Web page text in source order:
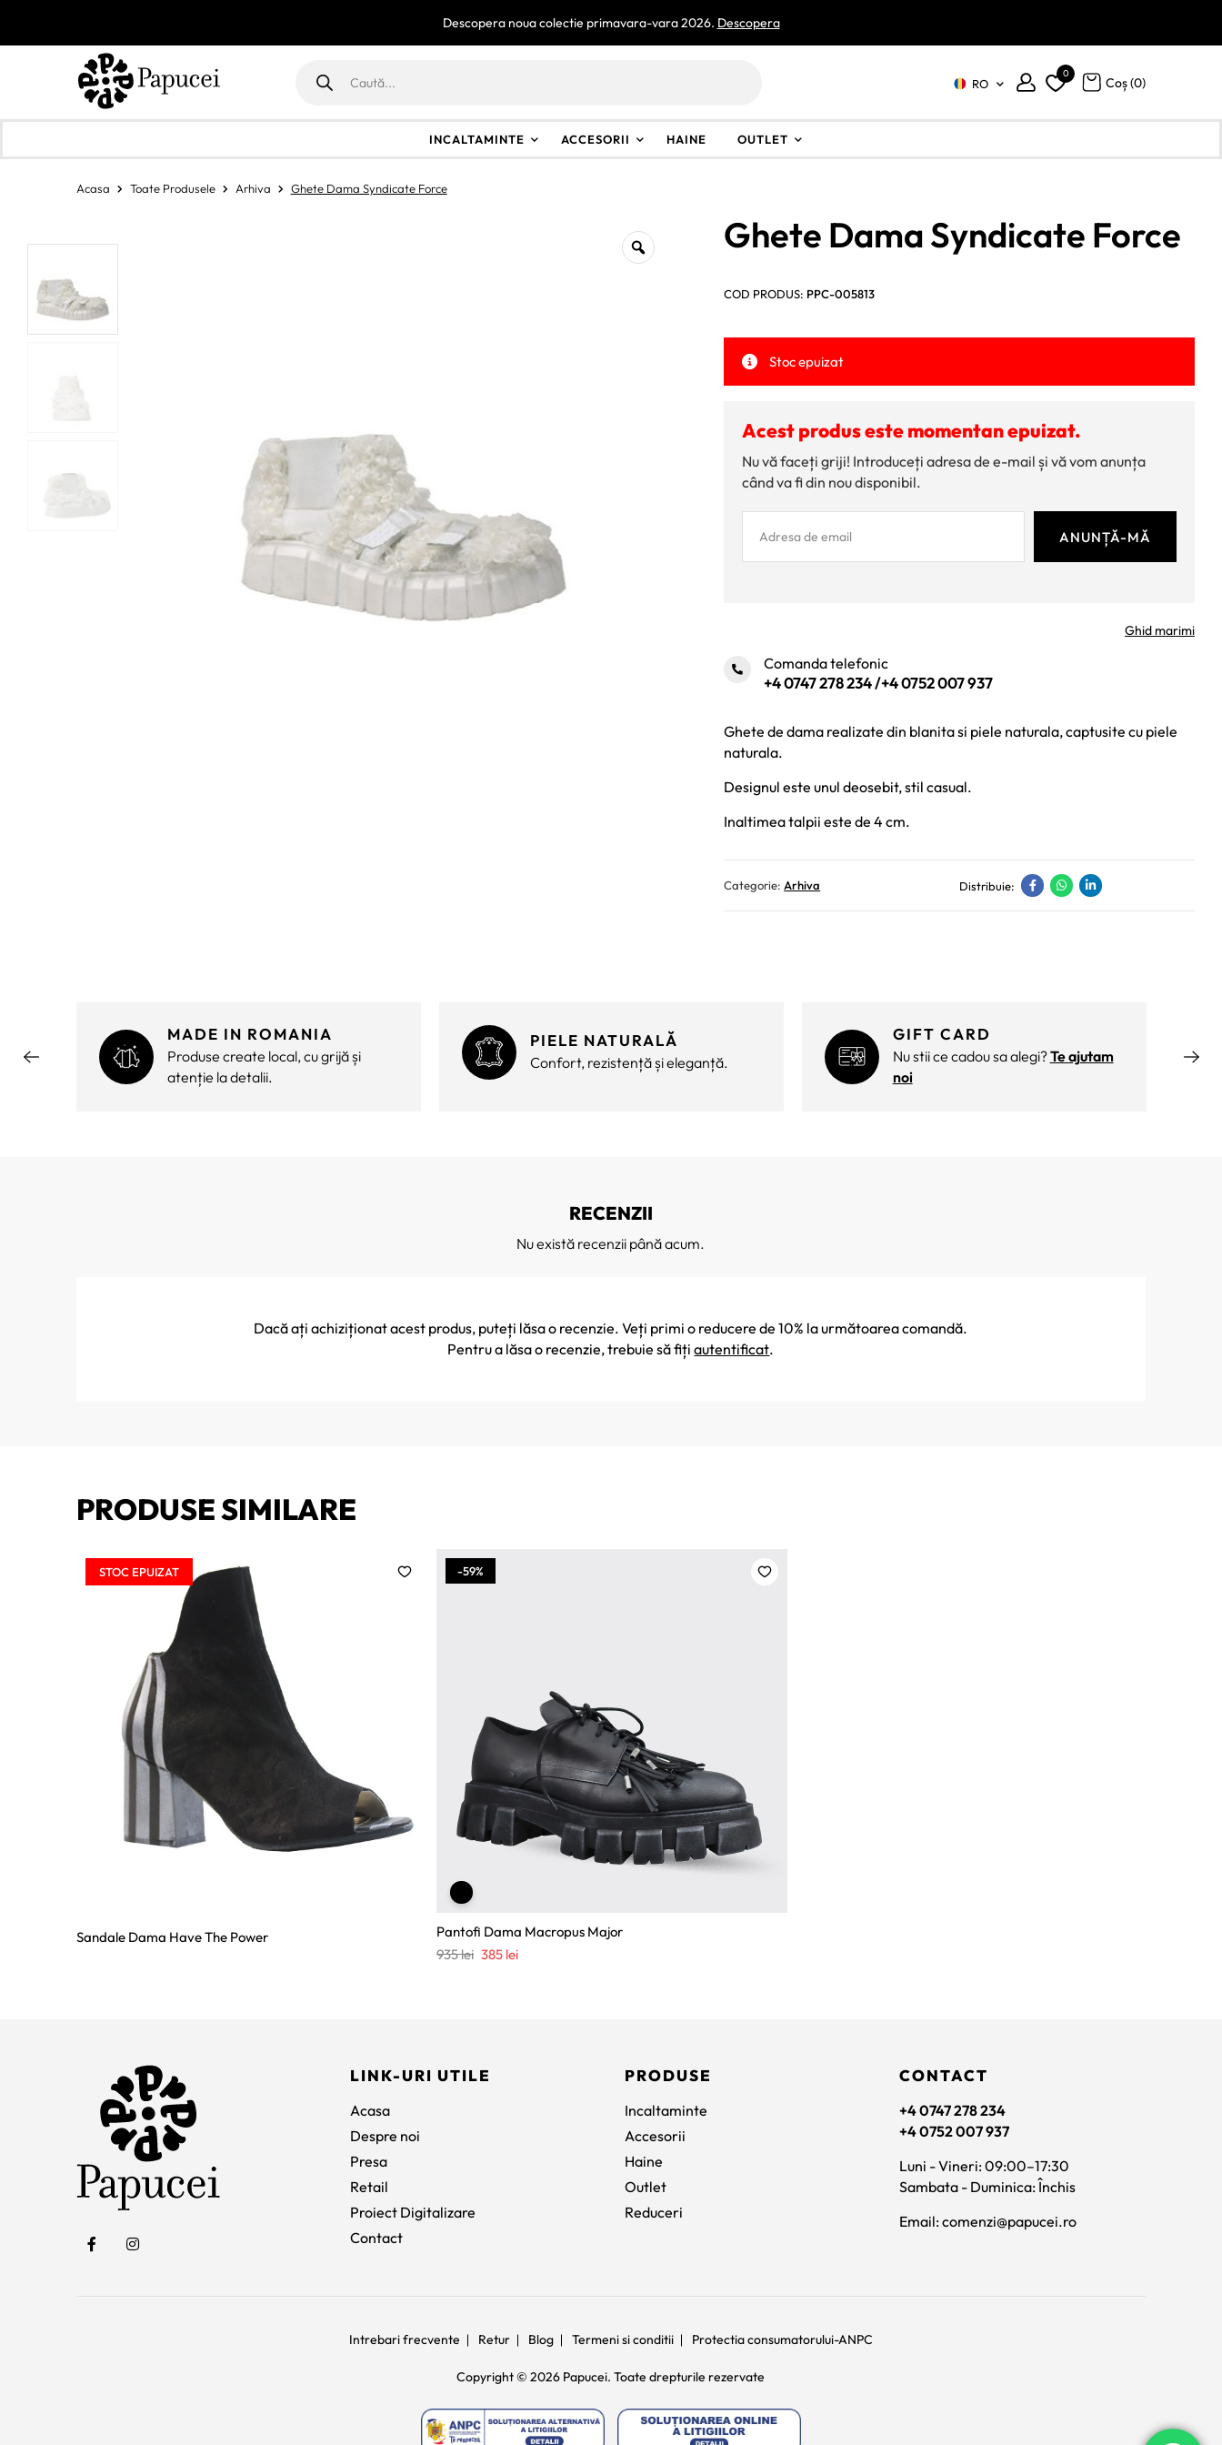
Descopera noua colectie primavara-vara 2026. Descopera
search
RO
0
Coș (0)
INCALTAMINTE ACCESORII HAINE OUTLET
Acasa Toate Produsele Arhiva Ghete Dama Syndicate Force
Ghete Dama Syndicate Force
COD PRODUS: PPC-005813
Stoc epuizat
Acest produs este momentan epuizat.
Nu vă faceți griji! Introduceți adresa de e-mail și vă vom anunța
când va fi din nou disponibil.
Ghid marimi
Comanda telefonic
+4 0747 278 234/+4 0752 007 937
Ghete de dama realizate din blanita si piele naturala, captusite cu piele
naturala.
Designul este unul deosebit, stil casual.
Inaltimea talpii este de 4 cm.
Categorie: Arhiva Distribuie:
MADE IN ROMANIA
Produse create local, cu grijă și
atenție la detalii.
PIELE NATURALĂ
Confort, rezistență și eleganță.
GIFT CARD
Nu stii ce cadou sa alegi?Te ajutam
noi
RECENZII
Nu există recenzii până acum.
Dacă ați achiziționat acest produs, puteți lăsa o recenzie. Veți primi o reducere de 10% la următoarea comandă.
Pentru a lăsa o recenzie, trebuie să fițiautentificat.
PRODUSE SIMILARE
STOC EPUIZAT
Sandale Dama Have The Power
-59%
Pantofi Dama Macropus Major
935lei Prețul
385 leiPrețul
LINK-URI UTILE
Acasa
Despre noi
Presa
Retail
Proiect Digitalizare
Contact
PRODUSE
Incaltaminte
Accesorii
Haine
Outlet
Reduceri
CONTACT
+4 0747 278 234
+4 0752 007 937
Luni - Vineri: 09:00–17:30
Sambata - Duminica: Închis
Email: comenzi@papucei.ro
Intrebari frecvente Retur Blog Termeni si conditii Protectia consumatorului-ANPC
Copyright © 2026 Papucei. Toate drepturile rezervate